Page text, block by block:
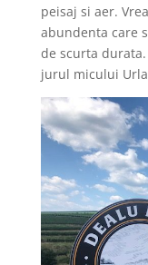
peisaj si aer.
abundenta care
de scurta
jurul micului